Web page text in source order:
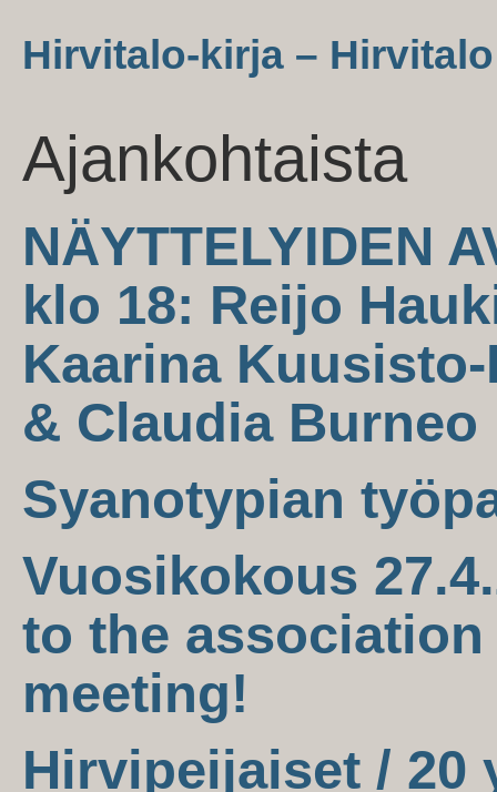
Hirvitalo-kirja –
Ajankohtaista
NÄYTTELYIDEN
klo 18: Reijo
Kaarina
& Claudia Burneo
Syanotypian
Vuosikokous
to the
meeting!
Hirvipeijaiset / 20